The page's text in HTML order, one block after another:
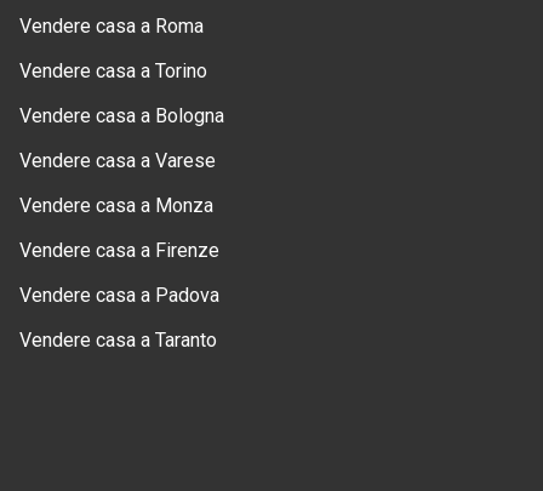
Vendere casa a Roma
Vendere casa a Torino
Vendere casa a Bologna
Vendere casa a Varese
Vendere casa a Monza
Vendere casa a Firenze
Vendere casa a Padova
Vendere casa a Taranto